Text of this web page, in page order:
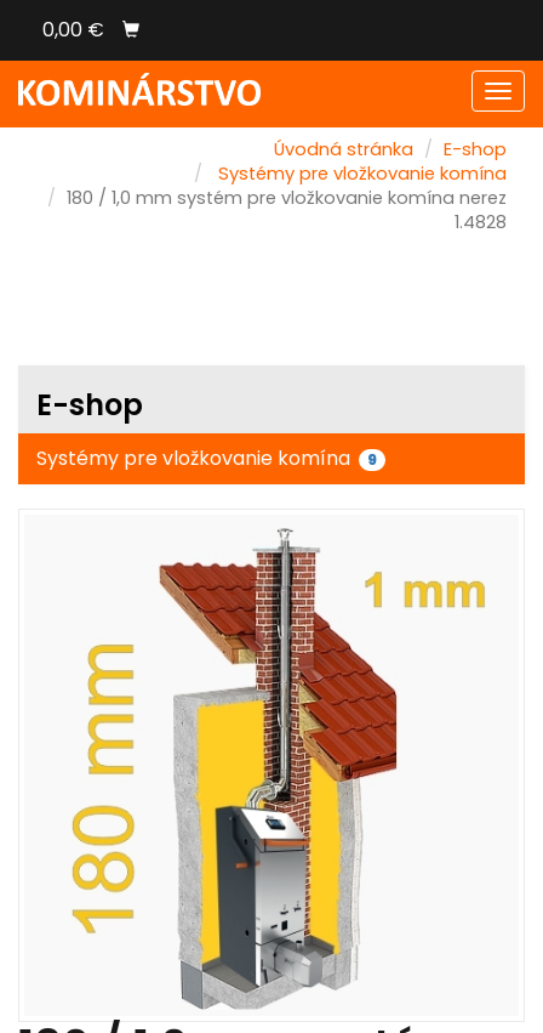
0,00 €
Úvodná stránka
E-shop
Systémy pre vložkovanie komína
180 / 1,0 mm systém pre vložkovanie komína nerez
1.4828
E-shop
Systémy pre vložkovanie komína 9